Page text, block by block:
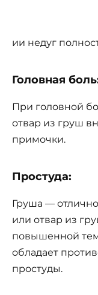
ии недуг
Головная
При головной
отвар из груш
примочки.
Простуда:
Груша —
или отвар из
повышенной
обладает
простуды.